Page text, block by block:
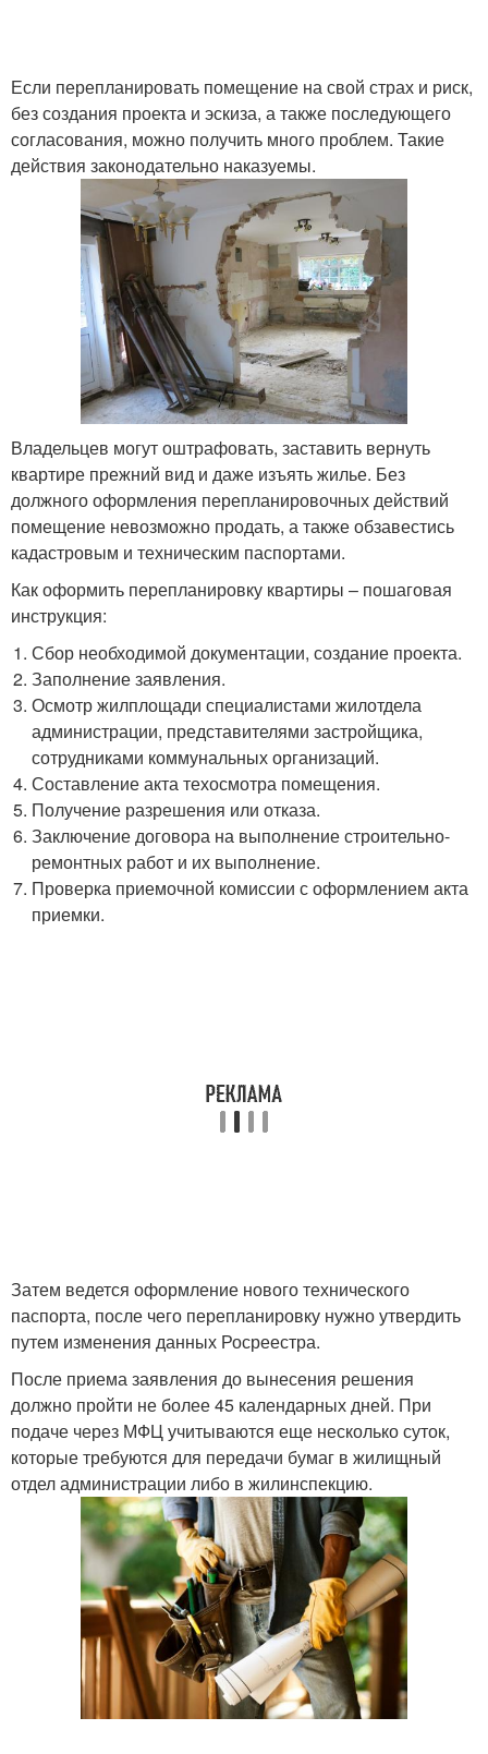
Если перепланировать помещение на свой страх и риск,
без создания проекта и эскиза, а также последующего
согласования, можно получить много проблем. Такие
действия законодательно наказуемы.
Владельцев могут оштрафовать, заставить вернуть
квартире прежний вид и даже изъять жилье. Без
должного оформления перепланировочных действий
помещение невозможно продать, а также обзавестись
кадастровым и техническим паспортами.
Как оформить перепланировку квартиры – пошаговая
инструкция:
Сбор необходимой документации, создание проекта.
Заполнение заявления.
Осмотр жилплощади специалистами жилотдела
администрации, представителями застройщика,
сотрудниками коммунальных организаций.
Составление акта техосмотра помещения.
Получение разрешения или отказа.
Заключение договора на выполнение строительно-
ремонтных работ и их выполнение.
Проверка приемочной комиссии с оформлением акта
приемки.
Затем ведется оформление нового технического
паспорта, после чего перепланировку нужно утвердить
путем изменения данных Росреестра.
После приема заявления до вынесения решения
должно пройти не более 45 календарных дней. При
подаче через МФЦ учитываются еще несколько суток,
которые требуются для передачи бумаг в жилищный
отдел администрации либо в жилинспекцию.